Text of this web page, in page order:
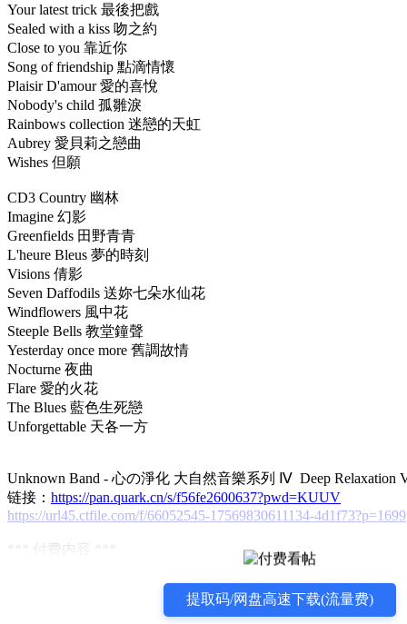
Your latest trick 最後把戲
Sealed with a kiss 吻之約
Close to you 靠近你
Song of friendship 點滴情懷
Plaisir D'amour 愛的喜悅
Nobody's child 孤雛淚
Rainbows collection 迷戀的天虹
Aubrey 愛貝莉之戀曲
Wishes 但願
CD3 Country 幽林
Imagine 幻影
Greenfields 田野青青
L'heure Bleus 夢的時刻
Visions 倩影
Seven Daffodils 送妳七朵水仙花
Windflowers 風中花
Steeple Bells 教堂鐘聲
Yesterday once more 舊調故情
Nocturne 夜曲
Flare 愛的火花
The Blues 藍色生死戀
Unforgettable 天各一方
Unknown Band - 心の淨化 大自然音樂系列 Ⅳ Deep Relaxation
链接： https://pan.quark.cn/s/f56fe2600637?pwd=KUUV
https://url45.ctfile.com/f/66052545-17569830611134-4d1f73?p=1699
*** 付费内容 ***
提取码/网盘高速下载(流量费)